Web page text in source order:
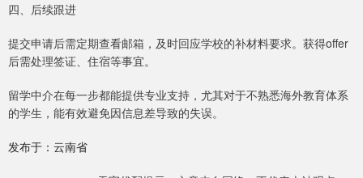
四、后续跟进
提交申请后需定期查看邮箱，及时回应学校的补材料要求。获得offer
后需处理签证、住宿等事宜。
留学中介在每一步都能提供专业支持，尤其对于不熟悉海外教育体系
的学生，能有效避免因信息差导致的失误。
发布于：云南省